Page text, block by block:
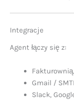
Integracje
Agent łączy się z:
Gmail /
Slack,